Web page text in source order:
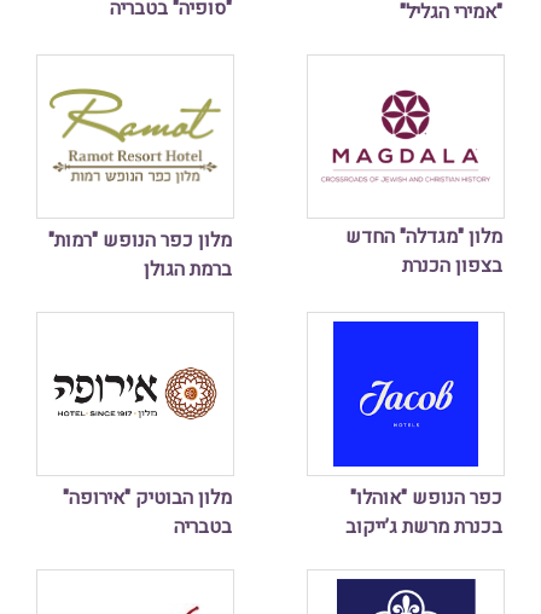
"סופיה" בטבריה "אמירי הגליל"
מלון כפר הנופש "רמות"
ברמת הגולן
מלון "מגדלה" החדש
בצפון הכנרת
מלון הבוטיק "אירופה"
בטבריה
כפר הנופש "אוהלו"
בכנרת מרשת ג’ייקוב